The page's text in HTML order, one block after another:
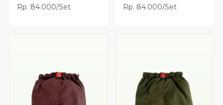
Rp. 84.000/Set Rp. 84.000/Set